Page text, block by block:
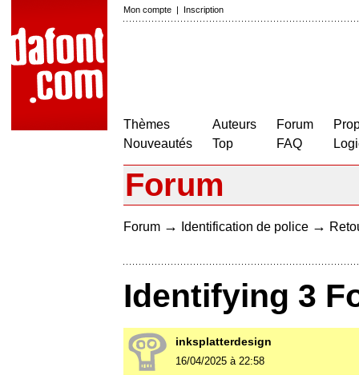
Mon compte | Inscription
Thèmes
Nouveautés
Auteurs
Top
Forum
FAQ
Forum
Forum → Identification de police →
Identifying 3
inksplatterdesign
16/04/2025 à 22:58